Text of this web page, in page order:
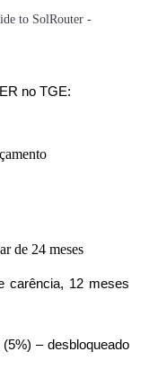
USDT prize pool!
no TGE:
de 24 meses
carência, 12 meses
– desbloqueado